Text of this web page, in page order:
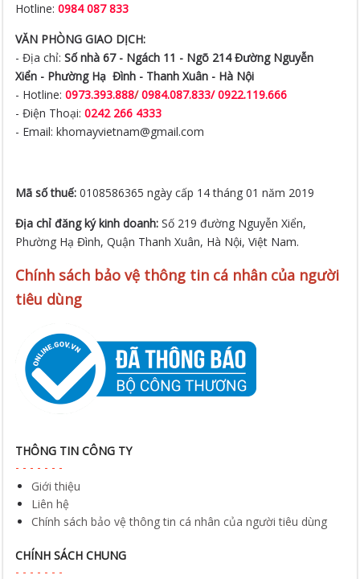
Hotline:0984 087 833
VĂN PHÒNG GIAO DỊCH:
- Địa chỉ:Số nhà 67 - Ngách 11 - Ngõ 214 Đường Nguyễn
Xiển - Phường Hạ Đình - Thanh Xuân - Hà Nội
- Hotline:0973.393.888/ 0984.087.833/ 0922.119.666
- Điện Thoại:0242 266 4333
- Email: khomayvietnam@gmail.com
Mã số thuế:0108586365 ngày cấp 14 tháng 01 năm 2019
Địa chỉ đăng ký kinh doanh:Số 219 đường Nguyễn Xiển,
Phường Hạ Đình, Quận Thanh Xuân, Hà Nội, Việt Nam.
Chính sách bảo vệ thông tin cá nhân của người
tiêu dùng
THÔNG TIN CÔNG TY
Giới thiệu
Liên hệ
Chính sách bảo vệ thông tin cá nhân của người tiêu dùng
CHÍNH SÁCH CHUNG